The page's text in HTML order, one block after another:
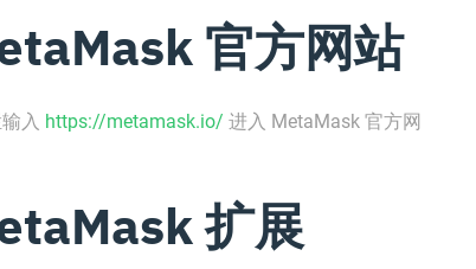
官方网站
入 https://metamask.io/ 进入 MetaMask 官方网
扩展